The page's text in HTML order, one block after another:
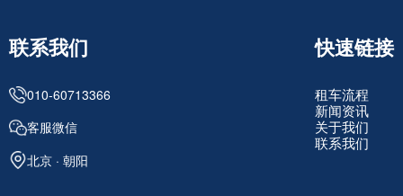
联系我们
010-60713366
客服微信
北京 · 朝阳
快速链接
租车流程
新闻资讯
关于我们
联系我们